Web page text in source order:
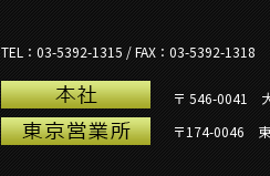
TEL：03-5392-1315 / FAX：03-5392-1318
〒 546-0041
〒174-0046 東